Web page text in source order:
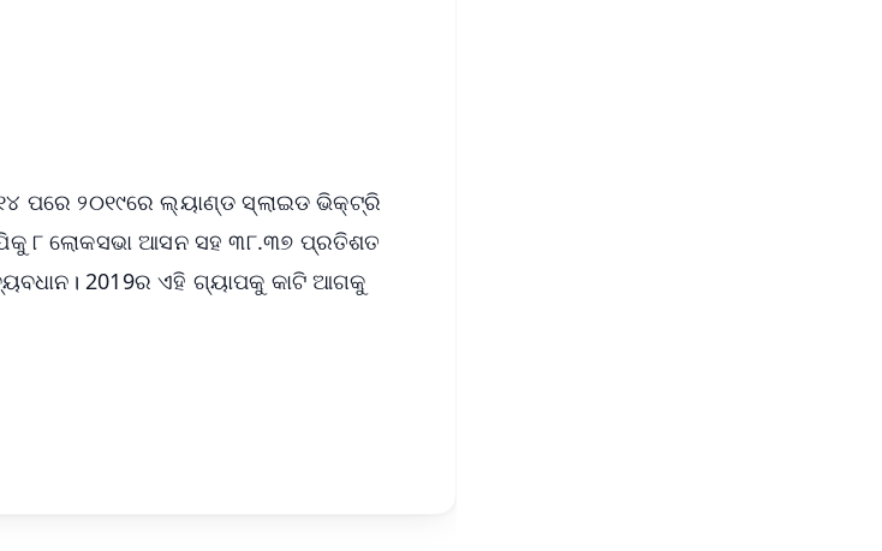
ପରେ ୨୦୧୯ରେ ଲ୍ୟାଣ୍ଡ ସ୍ଲାଇଡ ଭିକ୍ଟ୍ରି
୮ ଲୋକସଭା ଆସନ ସହ ୩୮.୩୭ ପ୍ରତିଶତ
2019ର ଏହି ଗ୍ୟାପକୁ କାଟି ଆଗକୁ